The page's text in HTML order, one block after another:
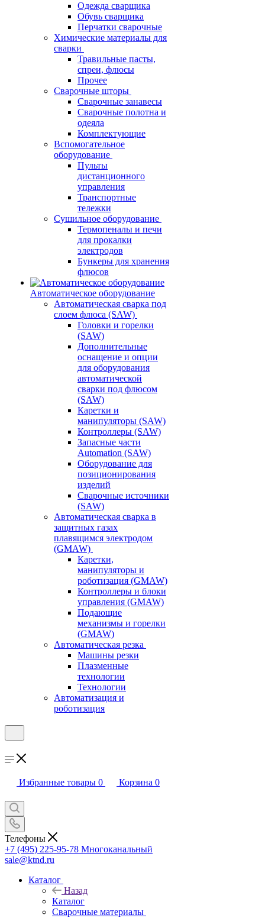
Одежда сварщика
Обувь сварщика
Перчатки сварочные
Химические материалы для
сварки
Травильные пасты,
спреи, флюсы
Прочее
Сварочные шторы
Сварочные занавесы
Сварочные полотна и
одеяла
Комплектующие
Вспомогательное
оборудование
Пульты
дистанционного
управления
Транспортные
тележки
Сушильное оборудование
Термопеналы и печи
для прокалки
электродов
Бункеры для хранения
флюсов
Автоматическое оборудование
Автоматическая сварка под
слоем флюса (SAW)
Головки и горелки
(SAW)
Дополнительные
оснащение и опции
для оборудования
автоматической
сварки под флюсом
(SAW)
Каретки и
манипуляторы (SAW)
Контроллеры (SAW)
Запасные части
Automation (SAW)
Оборудование для
позиционирования
изделий
Сварочные источники
(SAW)
Автоматическая сварка в
защитных газах
плавящимся электродом
(GMAW)
Каретки,
манипуляторы и
роботизация (GMAW)
Контроллеры и блоки
управления (GMAW)
Подающие
механизмы и горелки
(GMAW)
Автоматическая резка
Машины резки
Плазменные
технологии
Технологии
Автоматизация и
роботизация
Избранные товары 0 Корзина 0
Телефоны
+7 (495) 225-95-78 Многоканальный
sale@ktnd.ru
Каталог
Назад
Каталог
Сварочные материалы